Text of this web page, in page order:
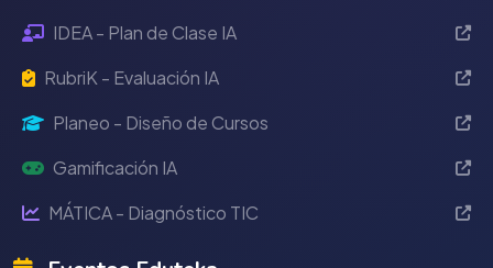
IDEA - Plan de Clase IA
RubriK - Evaluación IA
Planeo - Diseño de Cursos
Gamificación IA
MÁTICA - Diagnóstico TIC